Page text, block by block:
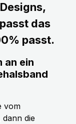
das
passt.
an ein
vom
die